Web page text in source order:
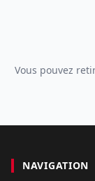
Vous pouvez
NAVIGATION